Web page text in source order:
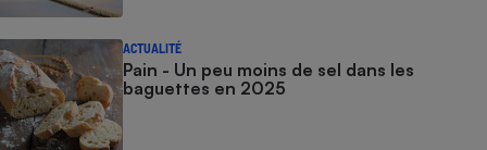
ACTUALITÉ
Pain - Un peu moins de sel dans les
baguettes en 2025